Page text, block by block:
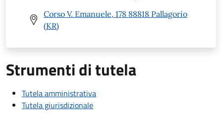
Corso V. Emanuele, 178 88818 Pallagorio
(KR)
Strumenti di tutela
Tutela amministrativa
Tutela giurisdizionale